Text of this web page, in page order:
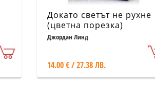
Докато светът не рухне
(цветна порезка)
Джордан Линд
14.00 € / 27.38 ЛВ.